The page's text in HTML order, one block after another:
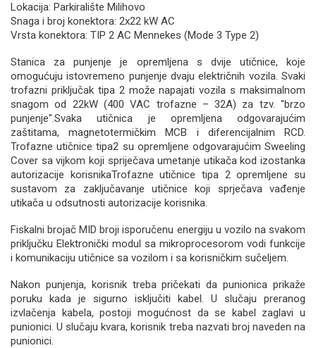
Lokacija: Parkiralište Milihovo
Snaga i broj konektora: 2x22 kW AC
Vrsta konektora: TIP 2 AC Mennekes (Mode 3 Type 2)
Stanica za punjenje je opremljena s dvije utičnice, koje
omogućuju istovremeno punjenje dvaju električnih vozila. Svaki
trofazni priključak tipa 2 može napajati vozila s maksimalnom
snagom od 22kW (400 VAC trofazne – 32A) za tzv. "brzo
punjenje".Svaka utičnica je opremljena odgovarajućim
zaštitama, magnetotermičkim MCB i diferencijalnim RCD.
Trofazne utičnice tipa2 su opremljene odgovarajućim Sweeling
Cover sa vijkom koji spriječava umetanje utikača kod izostanka
autorizacije korisnikaTrofazne utičnice tipa 2 opremljene su
sustavom za zaključavanje utičnice koji sprječava vađenje
utikača u odsutnosti autorizacije korisnika.
Fiskalni brojač MID broji isporučenu energiju u vozilo na svakom
priključku Elektronički modul sa mikroprocesorom vodi funkcije
i komunikaciju utičnice sa vozilom i sa korisničkim sučeljem.
Nakon punjenja, korisnik treba pričekati da punionica prikaže
poruku kada je sigurno isključiti kabel. U slučaju preranog
izvlačenja kabela, postoji mogućnost da se kabel zaglavi u
punionici. U slučaju kvara, korisnik treba nazvati broj naveden na
punionici.